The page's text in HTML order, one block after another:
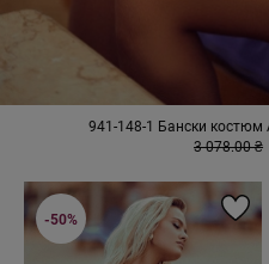
941-148-1 Бански
3 078.00 ₴
-50%